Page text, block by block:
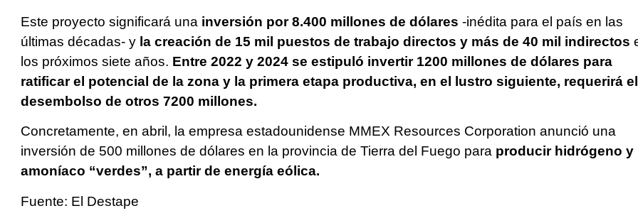
Este proyecto significará una inversión por 8.400 millones de dólares -inédita para el país en las
últimas décadas- y la creación de 15 mil puestos de trabajo directos y más de 40 mil indirectos
los próximos siete años. Entre 2022 y 2024 se estipuló invertir 1200 millones de dólares para
ratificar el potencial de la zona y la primera etapa productiva, en el lustro siguiente, requerirá el
desembolso de otros 7200 millones.
Concretamente, en abril, la empresa estadounidense MMEX Resources Corporation anunció una
inversión de 500 millones de dólares en la provincia de Tierra del Fuego para producir hidrógeno y
amoníaco “verdes”, a partir de energía eólica.
Fuente: El Destape